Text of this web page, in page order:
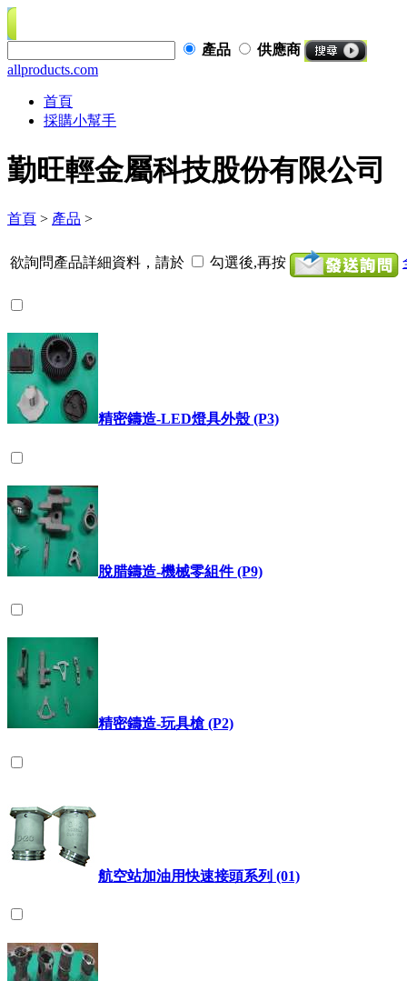
產品
供應商
allproducts.com
首頁
採購小幫手
勤旺輕金屬科技股份有限公司
首頁 > 產品 >
欲詢問產品詳細資料，請於 勾選後,再按
精密鑄造-LED燈具外殼 (P3)
脫腊鑄造-機械零組件 (P9)
精密鑄造-玩具槍 (P2)
航空站加油用快速接頭系列 (01)